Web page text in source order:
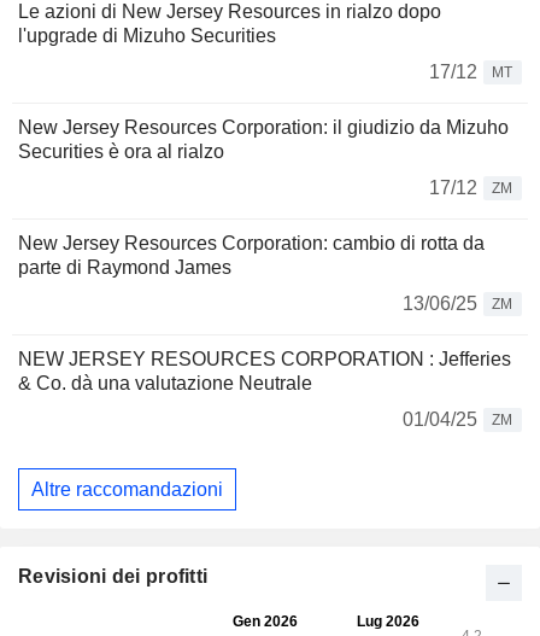
Le azioni di New Jersey Resources in rialzo dopo
l'upgrade di Mizuho Securities
17/12
MT
New Jersey Resources Corporation: il giudizio da Mizuho
Securities è ora al rialzo
17/12
ZM
New Jersey Resources Corporation: cambio di rotta da
parte di Raymond James
13/06/25
ZM
NEW JERSEY RESOURCES CORPORATION : Jefferies
& Co. dà una valutazione Neutrale
01/04/25
ZM
Altre raccomandazioni
Revisioni dei profitti